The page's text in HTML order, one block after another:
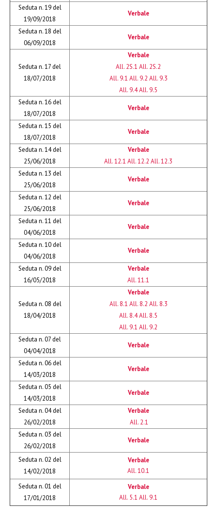
Seduta n. 19 del
19/09/2018
Verbale
Seduta n. 18 del
06/09/2018
Verbale
Seduta n. 17 del
18/07/2018
Verbale
All. 2S.1 All. 2S.2
All. 9.1 All. 9.2 All. 9.3
All. 9.4All. 9.5
Seduta n. 16 del
18/07/2018
Verbale
Seduta n. 15 del
18/07/2018
Verbale
Seduta n. 14 del
25/06/2018
Verbale
All. 12.1 All. 12.2 All. 12.3
Seduta n. 13 del
25/06/2018
Verbale
Seduta n. 12 del
25/06/2018
Verbale
Seduta n. 11 del
04/06/2018
Verbale
Seduta n. 10 del
04/06/2018
Verbale
Seduta n. 09 del
16/05/2018
Verbale
All. 11.1
Seduta n. 08 del
18/04/2018
Verbale
All. 8.1 All. 8.2 All. 8.3
All. 8.4All. 8.5
All. 9.1 All. 9.2
Seduta n. 07 del
04/04/2018
Verbale
Seduta n. 06 del
14/03/2018
Verbale
Seduta n. 05 del
14/03/2018
Verbale
Seduta n. 04 del
26/02/2018
Verbale
All. 2.1
Seduta n. 03 del
26/02/2018
Verbale
Seduta n. 02 del
14/02/2018
Verbale
All. 10.1
Seduta n. 01 del
17/01/2018
Verbale
All. 5.1 All. 9.1